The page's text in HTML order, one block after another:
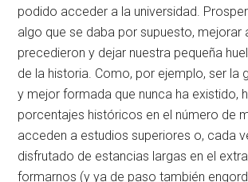
podido acceder a la universidad.
algo que se daba por supuesto, mejorar
precedieron y dejar nuestra pequeña
de la historia. Como, por ejemplo, ser la
y mejor formada que nunca ha existido,
porcentajes históricos en el número de
acceden a estudios superiores o, cada
disfrutado de estancias largas en el
formarnos (y ya de paso también